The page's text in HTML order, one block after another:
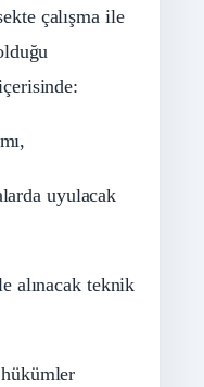
çalışma ile
uyulacak
alınacak teknik